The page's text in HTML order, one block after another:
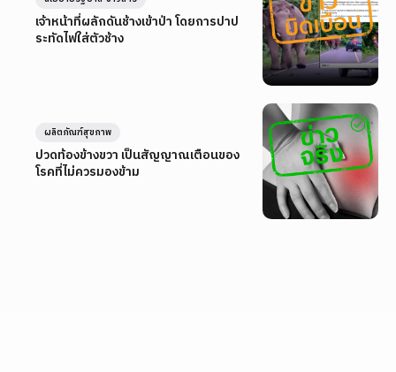
เจ้าหน้าที่ผลักดันช้างเข้าป่า โดยการปาป
ระทัดไฟใส่ตัวช้าง
ปวดท้องข้างขวา เป็นสัญญาณเตือนของ
โรคที่ไม่ควรมองข้าม
ผลิตภัณฑ์สุขภาพ